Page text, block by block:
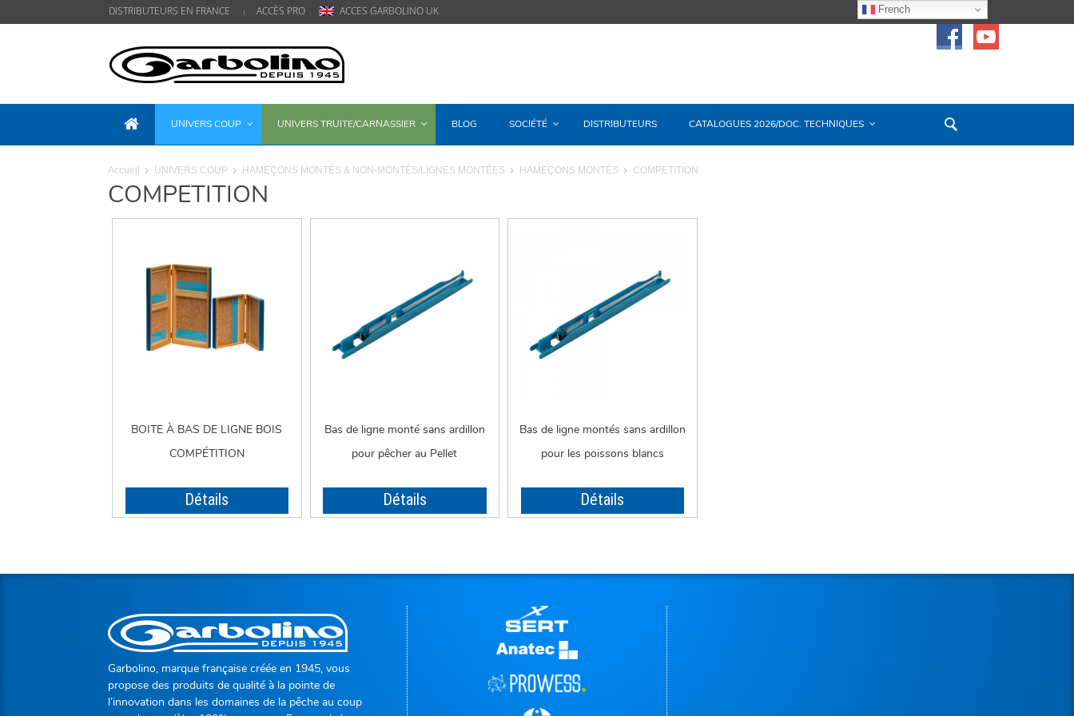
DISTRIBUTEURS EN FRANCE ACCÈS PRO ACCES GARBOLINO UK
UNIVERS COUP UNIVERS TRUITE/CARNASSIER BLOG SOCIÉTÉ DISTRIBUTEURS CATALOGUES 2026/DOC. TECHNIQUES
Accueil UNIVERS COUP HAMEÇONS MONTÉS & NON-MONTÉS/LIGNES MONTÉES HAMEÇONS MONTÉS COMPETITION
COMPETITION
BOITE À BAS DE LIGNE BOIS
COMPÉTITION
Détails
Bas de ligne monté sans ardillon
pour pêcher au Pellet
Détails
Bas de ligne montés sans ardillon
pour les poissons blancs
Détails
Garbolino, marque française créée en 1945, vous
propose des produits de qualité à la pointe de
l’innovation dans les domaines de la pêche au coup
French